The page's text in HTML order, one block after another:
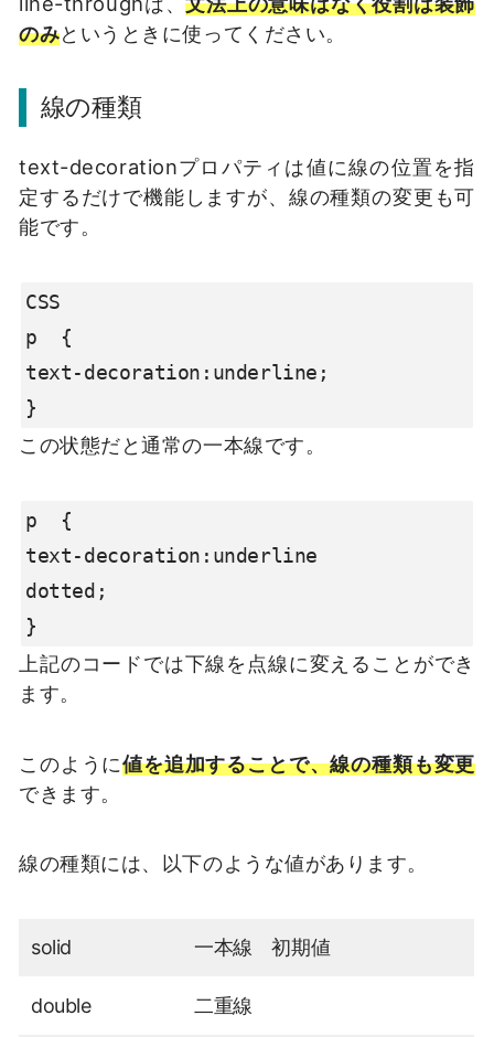
のみというときに使ってください。
線の種類
text-decorationプロパティは値に線の位置を指
定するだけで機能しますが、線の種類の変更も可
能です。
CSS
p  {
text-decoration:underline;
}
この状態だと通常の一本線です。
p  {
text-decoration:underline
dotted;
}
上記のコードでは下線を点線に変えることができ
ます。
このように値を追加することで、線の種類も変更
できます。
線の種類には、以下のような値があります。
solid 一本線 初期値
double 二重線